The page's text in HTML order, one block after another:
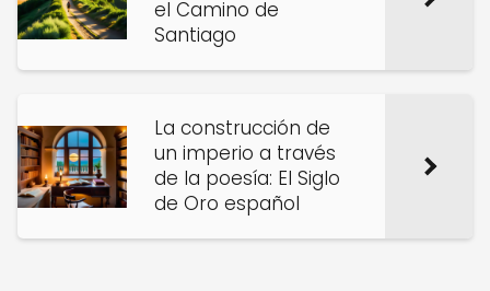
el Camino de
Santiago
La construcción de
un imperio a través
de la poesía: El Siglo
de Oro español